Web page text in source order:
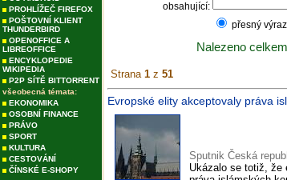
PROHLÍŽEČ FIREFOX
POŠTOVNÍ KLIENT
THUNDERBIRD
OPENOFFICE A
LIBREOFFICE
ENCYKLOPEDIE
WIKIPEDIA
P2P SÍTĚ BITTORRENT
všeobecná témata:
EKONOMIKA
OSOBNÍ FINANCE
PRÁVO
SPORT
KULTURA
CESTOVÁNÍ
ČÍNSKÉ E-SHOPY
obsahující:
přesný
Nalezeno
Strana 1 z 51
Evropské elity akceptovaly práva
Sputnik Česká
Ukázalo se totiž, že